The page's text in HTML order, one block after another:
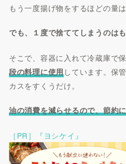
もう一度揚げ物をするほどの量
でも、１度で捨ててしまうのは
そこで、容器に入れて冷蔵庫で保
段の料理に使用しています。保
カスをすくうだけ。
油の消費を減らせるので、節約
［PR］『ヨシケイ』